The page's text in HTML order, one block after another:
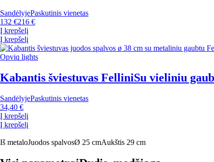
SandėlyjePaskutinis vienetas
132 €216 €
Į krepšelį
Į krepšelį
Opviq lights
Kabantis šviestuvas FelliniSu vieliniu
SandėlyjePaskutinis vienetas
34,40 €
Į krepšelį
Į krepšelį
Iš metaloJuodos spalvosØ 25 cmAukštis 29 cm